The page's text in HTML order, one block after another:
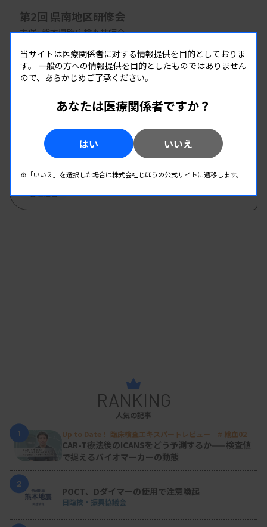
第2回 県南地区研修会
主催 :熊本県臨床検査技師会
開催場所 : WEB
管理運営
08.20（木）-2026.08.20（木）
第8回臨床検査技師のための キャリア形成 セミ
愛知県有志グループ
開催場所 : WEB
管理運営
RANKING
人気の記事
1
Up to Date！ 臨床検査エキスパートレビュー # 輸血02
CAR-T療法後のICANSをどう予測するか——検査値
で捉えるバイオマーカーの動態
2
POCT、Dダイマーの使用で注意喚起
日臨技・振興協議会
当サイトは医療関係者に対する情報提供を目的としておりま
す。 一般の方への情報提供を目的としたものではありません
ので、あらかじめご了承ください。
あなたは医療関係者ですか？
はい いいえ
※「いいえ」を選択した場合は株式会社じほうの公式サイトに遷移します。